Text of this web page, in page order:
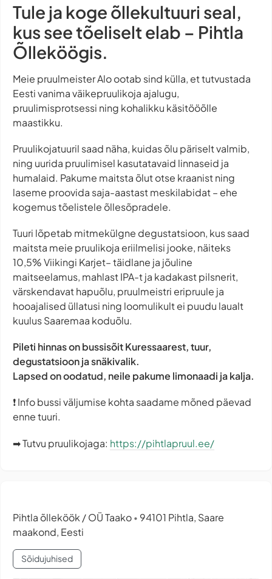
Tule ja koge õllekultuuri seal,
kus see tõeliselt elab – Pihtla
Õlleköögis.
Meie pruulmeister Alo ootab sind külla, et tutvustada
Eesti vanima väikepruulikoja ajalugu,
pruulimisprotsessi ning kohalikku käsitööõlle
maastikku.
Pruulikojatuuril saad näha, kuidas õlu päriselt valmib,
ning uurida pruulimisel kasutatavaid linnaseid ja
humalaid. Pakume maitsta õlut otse kraanist ning
laseme proovida saja-aastast meskilabidat – ehe
kogemus tõelistele õllesõpradele.
Tuuri lõpetab mitmekülgne degustatsioon, kus saad
maitsta meie pruulikoja eriilmelisi jooke, näiteks
10,5% Viikingi Karjet– täidlane ja jõuline
maitseelamus, mahlast IPA-t ja kadakast pilsnerit,
värskendavat hapuõlu, pruulmeistri eripruule ja
hooajalised üllatusi ning loomulikult ei puudu laualt
kuulus Saaremaa koduõlu.
Pileti hinnas on bussisõit Kuressaarest, tuur,
degustatsioon ja snäkivalik.
Lapsed on oodatud, neile pakume limonaadi ja kalja.
❗ Info bussi väljumise kohta saadame mõned päevad
enne tuuri.
➡ Tutvu pruulikojaga: https://pihtlapruul.ee/
Pihtla õlleköök / OÜ Taako • 94101 Pihtla, Saare
maakond, Eesti
Sõidujuhised